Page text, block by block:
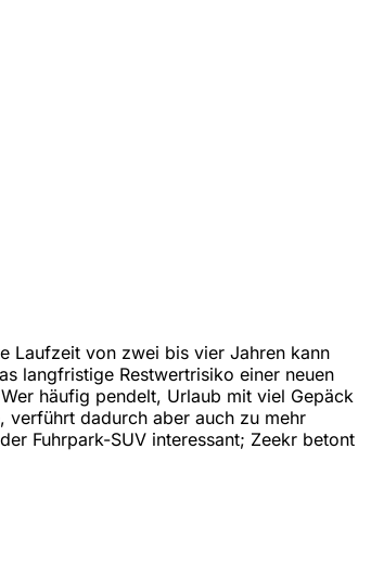
Laufzeit von zwei bis vier Jahren kann
langfristige Restwertrisiko einer neuen
häufig pendelt, Urlaub mit viel Gepäck
verführt dadurch aber auch zu mehr
Fuhrpark-SUV interessant; Zeekr betont